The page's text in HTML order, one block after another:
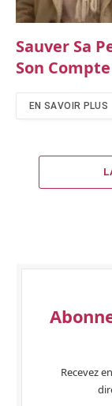
Sauver Sa
Son
EN SAVOIR PLUS
Recevez